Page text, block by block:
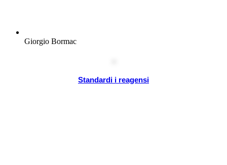
Giorgio Bormac
Standardi i reagensi